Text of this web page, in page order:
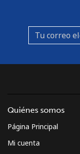
Quiénes somos
Página Principal
Mi cuenta